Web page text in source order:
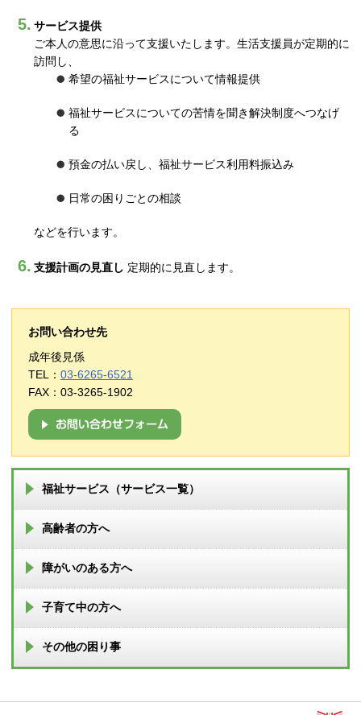
サービス提供
ご本人の意思に沿って支援いたします。生活支援員が定期的に
訪問し、
希望の福祉サービスについて情報提供
福祉サービスについての苦情を聞き解決制度へつなげ
る
預金の払い戻し、福祉サービス利用料振込み
日常の困りごとの相談
などを行います。
支援計画の見直し 定期的に見直します。
お問い合わせ先
成年後見係
TEL： 03-6265-6521
FAX：03-3265-1902
福祉サービス（サービス一覧）
高齢者の方へ
障がいのある方へ
子育て中の方へ
その他の困り事